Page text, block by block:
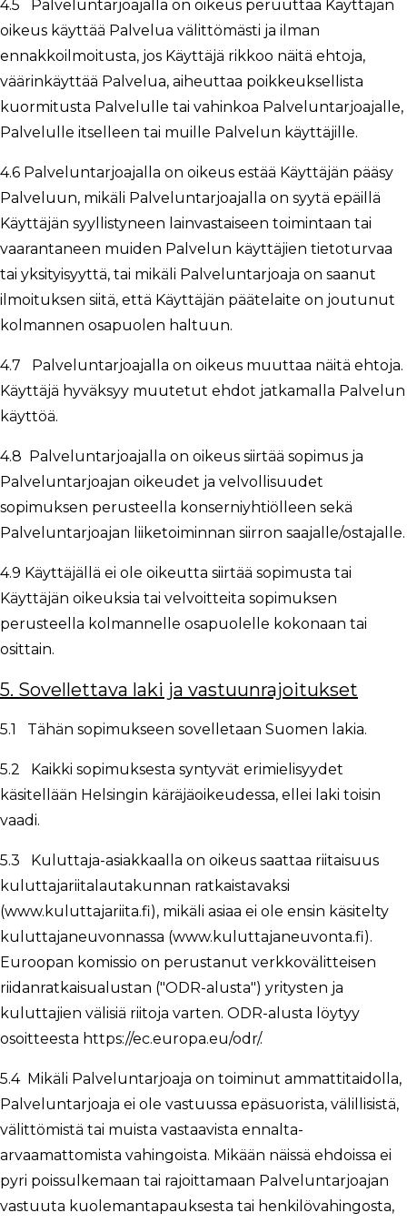
4.5 Palveluntarjoajalla on oikeus peruuttaa Käyttäjän
oikeus käyttää Palvelua välittömästi ja ilman
ennakkoilmoitusta, jos Käyttäjä rikkoo näitä ehtoja,
väärinkäyttää Palvelua, aiheuttaa poikkeuksellista
kuormitusta Palvelulle tai vahinkoa Palveluntarjoajalle,
Palvelulle itselleen tai muille Palvelun käyttäjille.
4.6 Palveluntarjoajalla on oikeus estää Käyttäjän pääsy
Palveluun, mikäli Palveluntarjoajalla on syytä epäillä
Käyttäjän syyllistyneen lainvastaiseen toimintaan tai
vaarantaneen muiden Palvelun käyttäjien tietoturvaa
tai yksityisyyttä, tai mikäli Palveluntarjoaja on saanut
ilmoituksen siitä, että Käyttäjän päätelaite on joutunut
kolmannen osapuolen haltuun.
4.7 Palveluntarjoajalla on oikeus muuttaa näitä ehtoja.
Käyttäjä hyväksyy muutetut ehdot jatkamalla Palvelun
käyttöä.
4.8 Palveluntarjoajalla on oikeus siirtää sopimus ja
Palveluntarjoajan oikeudet ja velvollisuudet
sopimuksen perusteella konserniyhtiölleen sekä
Palveluntarjoajan liiketoiminnan siirron saajalle/ostajalle.
4.9 Käyttäjällä ei ole oikeutta siirtää sopimusta tai
Käyttäjän oikeuksia tai velvoitteita sopimuksen
perusteella kolmannelle osapuolelle kokonaan tai
osittain.
5. Sovellettava laki ja vastuunrajoitukset
5.1 Tähän sopimukseen sovelletaan Suomen lakia.
5.2 Kaikki sopimuksesta syntyvät erimielisyydet
käsitellään Helsingin käräjäoikeudessa, ellei laki toisin
vaadi.
5.3 Kuluttaja-asiakkaalla on oikeus saattaa riitaisuus
kuluttajariitalautakunnan ratkaistavaksi
(www.kuluttajariita.fi), mikäli asiaa ei ole ensin käsitelty
kuluttajaneuvonnassa (www.kuluttajaneuvonta.fi).
Euroopan komissio on perustanut verkkovälitteisen
riidanratkaisualustan ("ODR-alusta") yritysten ja
kuluttajien välisiä riitoja varten. ODR-alusta löytyy
osoitteesta https://ec.europa.eu/odr/.
5.4 Mikäli Palveluntarjoaja on toiminut ammattitaidolla,
Palveluntarjoaja ei ole vastuussa epäsuorista, välillisistä,
välittömistä tai muista vastaavista ennalta-
arvaamattomista vahingoista. Mikään näissä ehdoissa ei
pyri poissulkemaan tai rajoittamaan Palveluntarjoajan
vastuuta kuolemantapauksesta tai henkilövahingosta,